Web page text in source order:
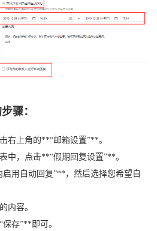
骤：
右上角的**“邮箱设置”**。
中，点击**“假期回复设置”**。
用自动回复”**，然后选择您希望自
内容。
存”**即可。